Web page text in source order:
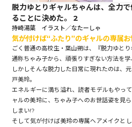
コミッククリエ
コミックパルフェ
脱力ゆとりギャルちゃんは、全力
ることに決めた。 2
持崎湯葉 イラスト／なたーしゃ
気が付けば“ふたり”のギャルの専属
ごく普通の高校生・葉山朔は、『脱力ゆと
通称ちゃみ子から、頑張りすぎない方法を学
しかしそんな脱力した日常に現れたのは、
戸美玲。
エネルギーに満ち溢れ、読者モデルもやっ
ャルの美玲に、ちゃみ子へのお世話姿を見
しまい!?
そして気が付けば美玲の専属ヘアメイクと